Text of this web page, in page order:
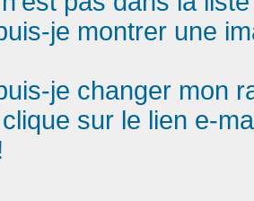
je montrer une
je changer mon
sur le lien e-